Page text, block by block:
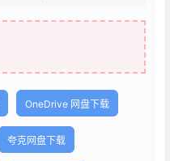
OneDrive 网盘下载
夸克网盘下载